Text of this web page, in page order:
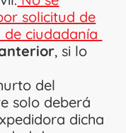
solicitud de
ciudadanía
, si lo
del
solo deberá
dicha